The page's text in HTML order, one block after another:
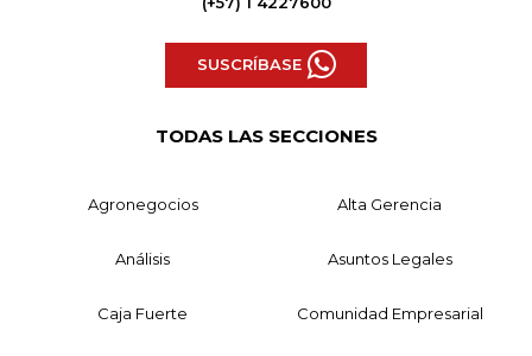
SUSCRÍBASE
TODAS LAS SECCIONES
Agronegocios Alta Gerencia
Análisis Asuntos Legales
Caja Fuerte Comunidad Empresarial